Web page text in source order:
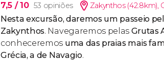
7,5 / 10 53 opiniões Zakynthos (42.8km),
Nesta excursão, daremos um passeio
Zakynthos. Navegaremos pelas Grutas
conheceremos uma das praias mais
Grécia, a de Navagio.